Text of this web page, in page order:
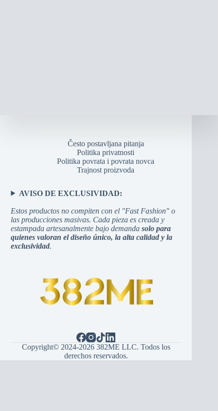
Često postavljana pitanja
Politika privatnosti
Politika povrata i povrata novca
Trajnost proizvoda
AVISO DE EXCLUSIVIDAD:
Estos productos no compiten con el "Fast Fashion" o
las producciones masivas. Cada pieza es creada y
estampada artesanalmente bajo demandasolo para
quienes valoran el diseño único, la alta calidad y la
exclusividad.
Copyright© 2024-2026 382ME LLC. Todos los
derechos reservados.